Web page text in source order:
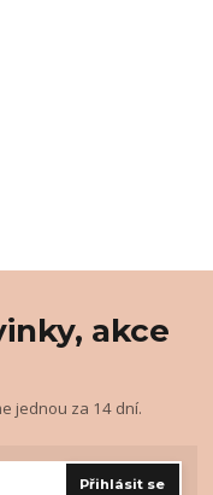
akce
jednou za 14 dní.
Přihlásit se